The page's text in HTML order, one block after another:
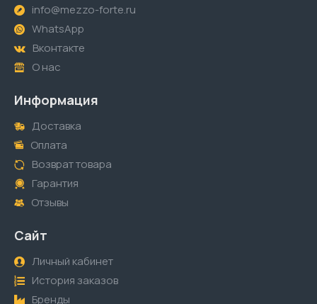
info@mezzo-forte.ru
WhatsApp
Вконтакте
О нас
Информация
Доставка
Оплата
Возврат товара
Гарантия
Отзывы
Сайт
Личный кабинет
История заказов
Бренды